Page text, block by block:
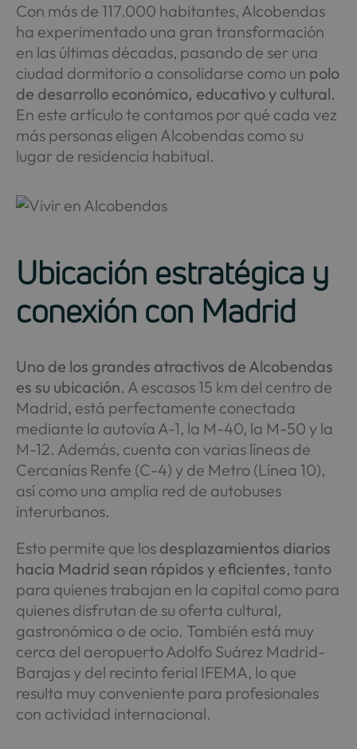
Con más de 117.000 habitantes, Alcobendas
ha experimentado una gran transformación
en las últimas décadas, pasando de ser una
ciudad dormitorio a consolidarse como un polo
de desarrollo económico, educativo y cultural.
En este artículo te contamos por qué cada vez
más personas eligen Alcobendas como su
lugar de residencia habitual.
Ubicación estratégica y
conexión con Madrid
Uno de los grandes atractivos de Alcobendas
es su ubicación. A escasos 15 km del centro de
Madrid, está perfectamente conectada
mediante la autovía A-1, la M-40, la M-50 y la
M-12. Además, cuenta con varias líneas de
Cercanías Renfe (C-4) y de Metro (Línea 10),
así como una amplia red de autobuses
interurbanos.
Esto permite que losdesplazamientos diarios
hacia Madrid sean rápidos y eficientes, tanto
para quienes trabajan en la capital como para
quienes disfrutan de su oferta cultural,
gastronómica o de ocio. También está muy
cerca del aeropuerto Adolfo Suárez Madrid-
Barajas y del recinto ferial IFEMA, lo que
resulta muy conveniente para profesionales
con actividad internacional.